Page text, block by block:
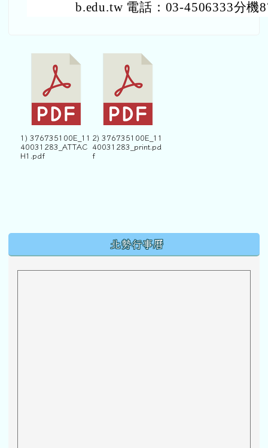
b.edu.tw 電話：03-4506333分機
1) 376735100E_11
40031283_ATTAC
H1.pdf
2) 376735100E_11
40031283_print.pd
f
北勢行事曆